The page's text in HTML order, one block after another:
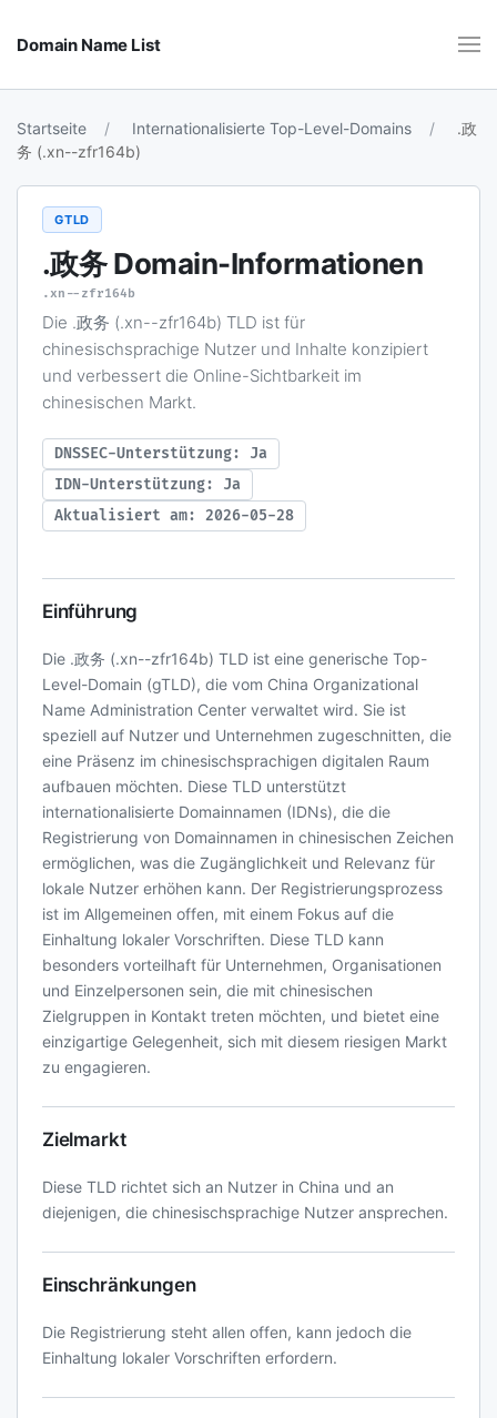
Domain Name List
Startseite Internationalisierte Top-Level-Domains
.政
务 (.xn--zfr164b)
GTLD
.政务 Domain-Informationen
.xn--zfr164b
Die .政务 (.xn--zfr164b) TLD ist für
chinesischsprachige Nutzer und Inhalte konzipiert
und verbessert die Online-Sichtbarkeit im
chinesischen Markt.
DNSSEC-Unterstützung: Ja
IDN-Unterstützung: Ja
Aktualisiert am: 2026-05-28
Einführung
Die .政务 (.xn--zfr164b) TLD ist eine generische Top-
Level-Domain (gTLD), die vom China Organizational
Name Administration Center verwaltet wird. Sie ist
speziell auf Nutzer und Unternehmen zugeschnitten, die
eine Präsenz im chinesischsprachigen digitalen Raum
aufbauen möchten. Diese TLD unterstützt
internationalisierte Domainnamen (IDNs), die die
Registrierung von Domainnamen in chinesischen Zeichen
ermöglichen, was die Zugänglichkeit und Relevanz für
lokale Nutzer erhöhen kann. Der Registrierungsprozess
ist im Allgemeinen offen, mit einem Fokus auf die
Einhaltung lokaler Vorschriften. Diese TLD kann
besonders vorteilhaft für Unternehmen, Organisationen
und Einzelpersonen sein, die mit chinesischen
Zielgruppen in Kontakt treten möchten, und bietet eine
einzigartige Gelegenheit, sich mit diesem riesigen Markt
zu engagieren.
Zielmarkt
Diese TLD richtet sich an Nutzer in China und an
diejenigen, die chinesischsprachige Nutzer ansprechen.
Einschränkungen
Die Registrierung steht allen offen, kann jedoch die
Einhaltung lokaler Vorschriften erfordern.